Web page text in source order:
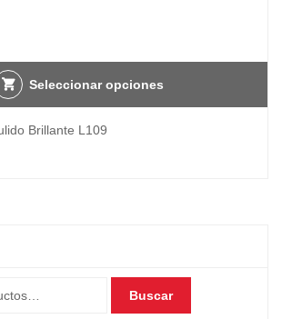
Seleccionar opciones
Brillante L109
Buscar